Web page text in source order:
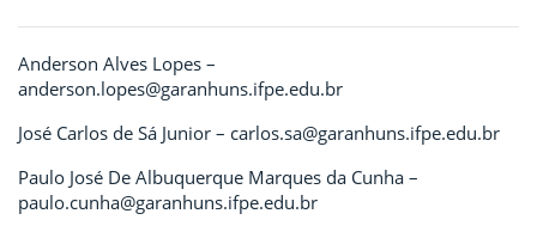
Anderson Alves Lopes –
anderson.lopes@garanhuns.ifpe.edu.br
José Carlos de Sá Junior – carlos.sa@garanhuns.ifpe.edu.br
Paulo José De Albuquerque Marques da Cunha –
paulo.cunha@garanhuns.ifpe.edu.br